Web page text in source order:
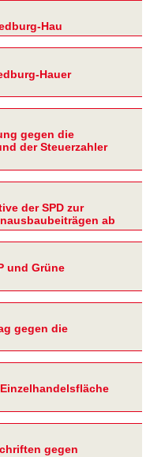
Hau
Hauer
gegen die
der Steuerzahler
der SPD zur
ab
und Grüne
gegen die
gegen